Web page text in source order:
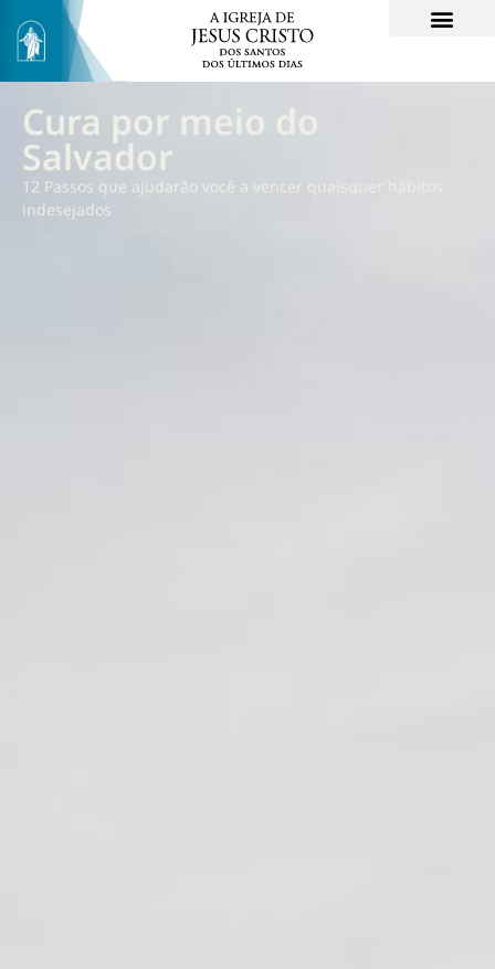
Cura por meio do
Salvador
12 Passos que ajudarão você a vencer quaisquer hábitos
indesejados